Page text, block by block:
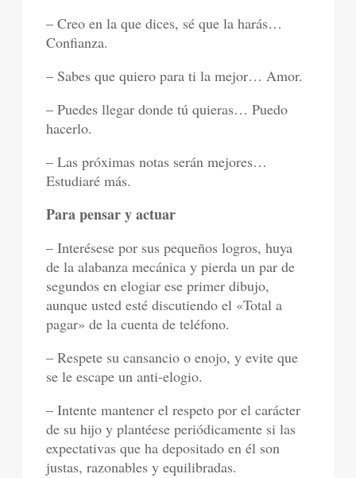
– Creo en la que dices, sé que la harás…
Confianza.
– Sabes que quiero para ti la mejor… Amor.
– Puedes llegar donde tú quieras… Puedo
hacerlo.
– Las próximas notas serán mejores…
Estudiaré más.
Para pensar y actuar
– Interésese por sus pequeños logros, huya
de la alabanza mecánica y pierda un par de
segundos en elogiar ese primer dibujo,
aunque usted esté discutiendo el «Total a
pagar» de la cuenta de teléfono.
– Respete su cansancio o enojo, y evite que
se le escape un anti-elogio.
– Intente mantener el respeto por el carácter
de su hijo y plantéese periódicamente si las
expectativas que ha depositado en él son
justas, razonables y equilibradas.